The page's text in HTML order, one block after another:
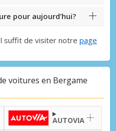
pour aujourd’hui?
suffit de visiter notre page
voitures en Bergame
AUTOVIA